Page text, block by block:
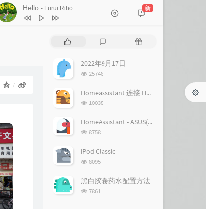
Hello - Furui Riho 新
评
随
2022年9月17日
浏
次
25748
Homeassistant 连接 Homekit 方法
浏
次
10035
HomeAssistant - ASUS(梅林) 路由追踪设置
浏
次
8758
iPod Classic
浏
次
数:
8095
黑白胶卷药水配置方法
浏
7861